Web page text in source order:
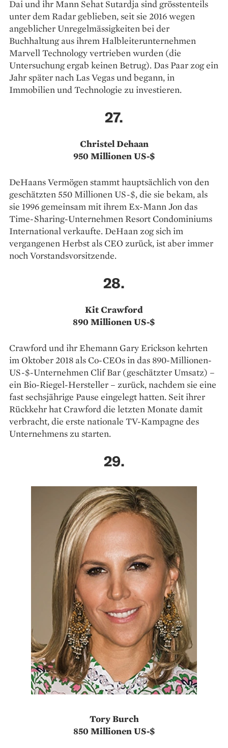
Dai und ihr Mann Sehat Sutardja sind grösstenteils
unter dem Radar geblieben, seit sie 2016 wegen
angeblicher Unregelmässigkeiten bei der
Buchhaltung aus ihrem Halbleiterunternehmen
Marvell Technology vertrieben wurden (die
Untersuchung ergab keinen Betrug). Das Paar zog ein
Jahr später nach Las Vegas und begann, in
Immobilien und Technologie zu investieren.
27.
Christel Dehaan
950 Millionen US-$
DeHaans Vermögen stammt hauptsächlich von den
geschätzten 550 Millionen US-$, die sie bekam, als
sie 1996 gemeinsam mit ihrem Ex-Mann Jon das
Time-Sharing-­Unternehmen Resort Condominiums
International verkaufte. DeHaan zog sich im
vergangenen Herbst als CEO zurück, ist aber immer
noch Vorstandsvorsitzende.
28.
Kit Crawford
890 Millionen US-$
Crawford und ihr Ehemann Gary Erickson kehrten
im Oktober 2018 als Co-CEOs in das 890-Millionen-
US-$-Unternehmen Clif Bar (geschätzter Umsatz) –
ein Bio-Riegel-Hersteller – zurück, nachdem sie eine
fast sechsjährige Pause eingelegt hatten. Seit ihrer
Rückkehr hat Crawford die letzten Monate damit
verbracht, die erste nationale TV-Kampagne des
Unternehmens zu starten.
29.
Tory Burch
850 Millionen US-$